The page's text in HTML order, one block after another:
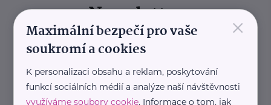
Newsletter
Pravidelný přísun novinek, inspirace na každý den,
Newsletter webu eMaminy.cz. Přihlaste se k jeho
odběru a čtěte o tématech, které vám pomohou
×
Maximální bezpečí pro vaše
soukromí a cookies
K personalizaci obsahu a reklam, poskytování
funkcí sociálních médií a analýze naší návštěvnosti
využíváme soubory cookie. Informace o tom, jak